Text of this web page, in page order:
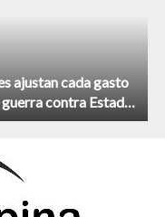
ajustan cada gasto
contra Estados